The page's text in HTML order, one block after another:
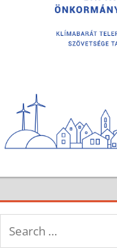
Search
for: